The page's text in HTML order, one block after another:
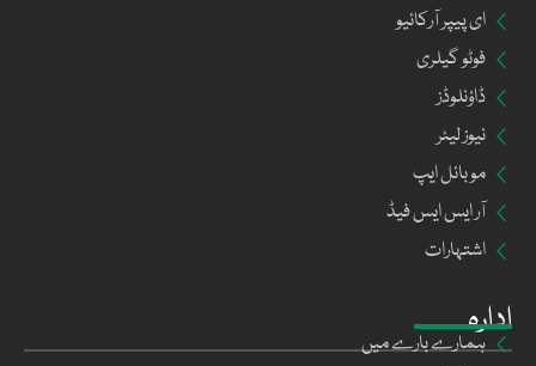
ادارہ
ہمارے بارے میں
ای پیپر آرکائیو
فوٹو گیلری
ڈاؤنلوڈز
نیوز لیٹر
موبائل ایپ
آر ایس ایس فیڈ
اشتہارات